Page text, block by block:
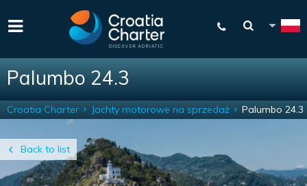
Palumbo 24.3
Back to list
Croatia Charter Jachty motorowe na sprzedaż Palumbo 24.3